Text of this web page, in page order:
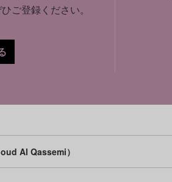
ご登録ください。
Al Qassemi）